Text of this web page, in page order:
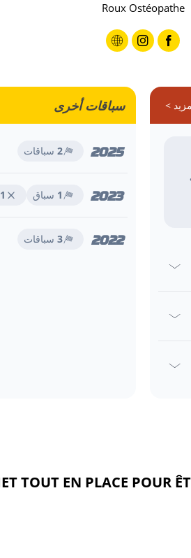
Roux Ostéopathe
> سباقات أخرى
2025
2 سباقات
2023
1 سباق 1
2022
3 سباقات